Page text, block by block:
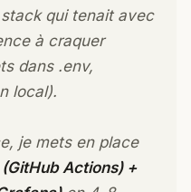
qui tenait avec
à craquer
dans .env,
local).
je mets en place
Actions) +